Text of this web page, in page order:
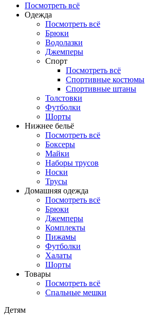
Посмотреть всё
Одежда
Посмотреть всё
Брюки
Водолазки
Джемперы
Спорт
Посмотреть всё
Спортивные костюмы
Спортивные штаны
Толстовки
Футболки
Шорты
Нижнее бельё
Посмотреть всё
Боксеры
Майки
Наборы трусов
Носки
Трусы
Домашняя одежда
Посмотреть всё
Брюки
Джемперы
Комплекты
Пижамы
Футболки
Халаты
Шорты
Товары
Посмотреть всё
Спальные мешки
Детям